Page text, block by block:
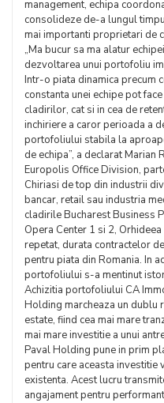
management, echipa
consolideze de-a lungul
mai importanti proprietari de
„Ma bucur sa ma alatur
dezvoltarea unui portofoliu
Intr-o piata dinamica precum
constanta unei echipe pot
cladirilor, cat si in cea de
inchiriere a caror perioada a
portofoliului stabila la
de echipa”, a declarat Marian
Europolis Office Division,
Chiriasi de top din industrii
bancar, retail sau industria
cladirile Bucharest Business
Opera Center 1 si 2,
repetat, durata contractelor
pentru piata din Romania. In
portofoliului s-a mentinut
Achizitia portofoliului CA
Holding marcheaza un dublu
estate, fiind cea mai mare
mai mare investitie a unui
Paval Holding pune in prim
pentru care aceasta investitie
existenta. Acest lucru
angajament pentru